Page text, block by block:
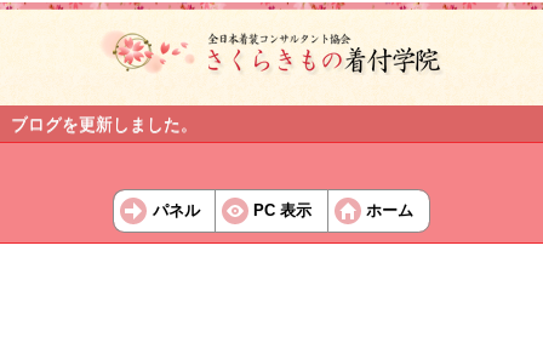
ブログを更新しました。
パネル PC 表示 ホーム